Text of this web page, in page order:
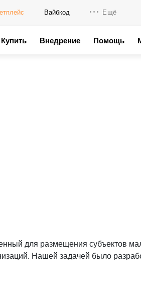
Вайбкод Ещё
Купить Внедрение Помощь
для размещения субъектов
Нашей задачей было